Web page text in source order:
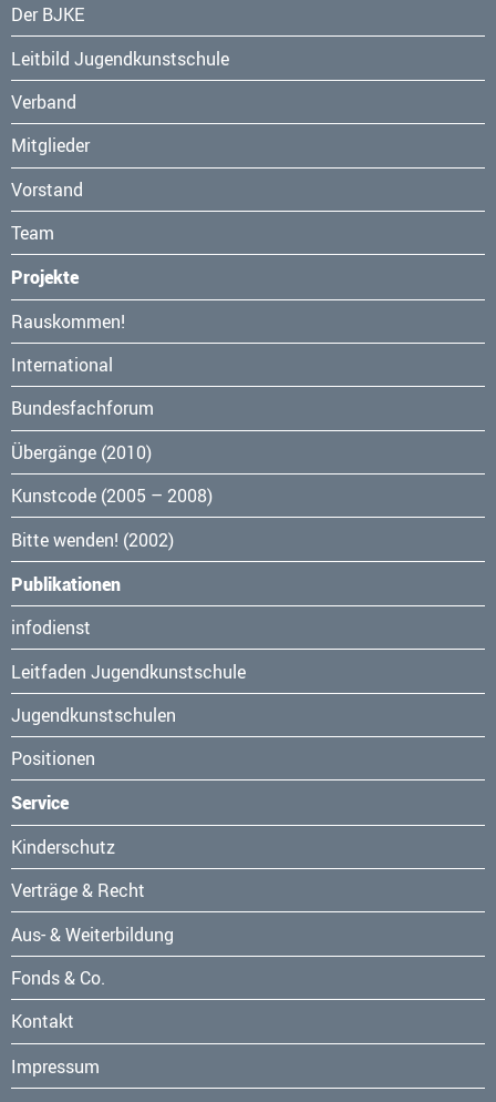
Navigation
überspringen
Der BJKE
Leitbild Jugendkunstschule
Verband
Mitglieder
Vorstand
Team
Projekte
Navigation
überspringen
Rauskommen!
International
Bundesfachforum
Übergänge (2010)
Kunstcode (2005 – 2008)
Bitte wenden! (2002)
Publikationen
Navigation
überspringen
infodienst
Leitfaden Jugendkunstschule
Jugendkunstschulen
Positionen
Service
Navigation
überspringen
Kinderschutz
Verträge & Recht
Aus- & Weiterbildung
Fonds & Co.
Kontakt
Navigation
überspringen
Impressum